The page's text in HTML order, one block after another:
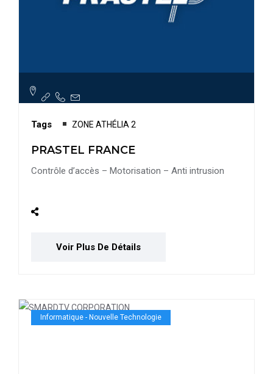
Tags ZONE ATHÉLIA 2
PRASTEL FRANCE
Contrôle d’accès – Motorisation – Anti intrusion
Voir Plus De Détails
Informatique - Nouvelle Technologie